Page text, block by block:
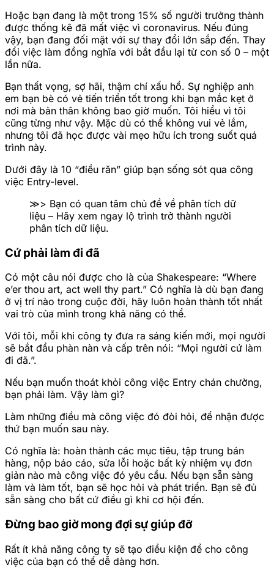
Hoặc bạn đang là một trong 15% số người trưởng thành
được thống kê đã mất việc vì coronavirus. Nếu đúng
vậy, bạn đang đối mặt với sự thay đổi lớn sắp đến. Thay
đổi việc làm đồng nghĩa với bắt đầu lại từ con số 0 – một
lần nữa.
Bạn thất vọng, sợ hãi, thậm chí xấu hổ. Sự nghiệp anh
em bạn bè có vẻ tiến triển tốt trong khi bạn mắc kẹt ở
nơi mà bản thân không bao giờ muốn. Tôi hiểu vì tôi
cũng từng như vậy. Mặc dù có thể không vui vẻ lắm,
nhưng tôi đã học được vài mẹo hữu ích trong suốt quá
trình này.
Dưới đây là 10 “điều răn” giúp bạn sống sót qua công
việc Entry-level.
≫> Bạn có quan tâm chủ đề về phân tích dữ
liệu – Hãy xem ngay lộ trình trở thành người
phân tích dữ liệu.
Cứ phải làm đi đã
Có một câu nói được cho là của Shakespeare: “Where
e’er thou art, act well thy part.” Có nghĩa là dù bạn đang
ở vị trí nào trong cuộc đời, hãy luôn hoàn thành tốt nhất
vai trò của mình trong khả năng có thể.
Với tôi, mỗi khi công ty đưa ra sáng kiến ​​mới, mọi người
sẽ bắt đầu phàn nàn và cấp trên nói: “Mọi người cứ làm
đi đã.”.
Nếu bạn muốn thoát khỏi công việc Entry chán chường,
bạn phải làm. Vậy làm gì?
Làm những điều mà công việc đó đòi hỏi, để nhận được
thứ bạn muốn sau này.
Có nghĩa là: hoàn thành các mục tiêu, tập trung bán
hàng, nộp báo cáo, sửa lỗi hoặc bất kỳ nhiệm vụ đơn
giản nào mà công việc đó yêu cầu. Nếu bạn sẵn sàng
làm và làm tốt, bạn sẽ học hỏi và phát triển. Bạn sẽ đủ
sẵn sàng cho bất cứ điều gì khi cơ hội đến.
Đừng bao giờ mong đợi sự giúp đỡ
Rất ít khả năng công ty sẽ tạo điều kiện để cho công
việc của bạn có thể dễ dàng hơn.